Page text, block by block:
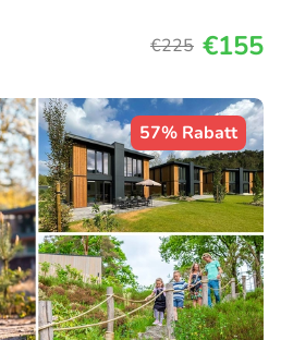
€225 €155
57% Rabatt